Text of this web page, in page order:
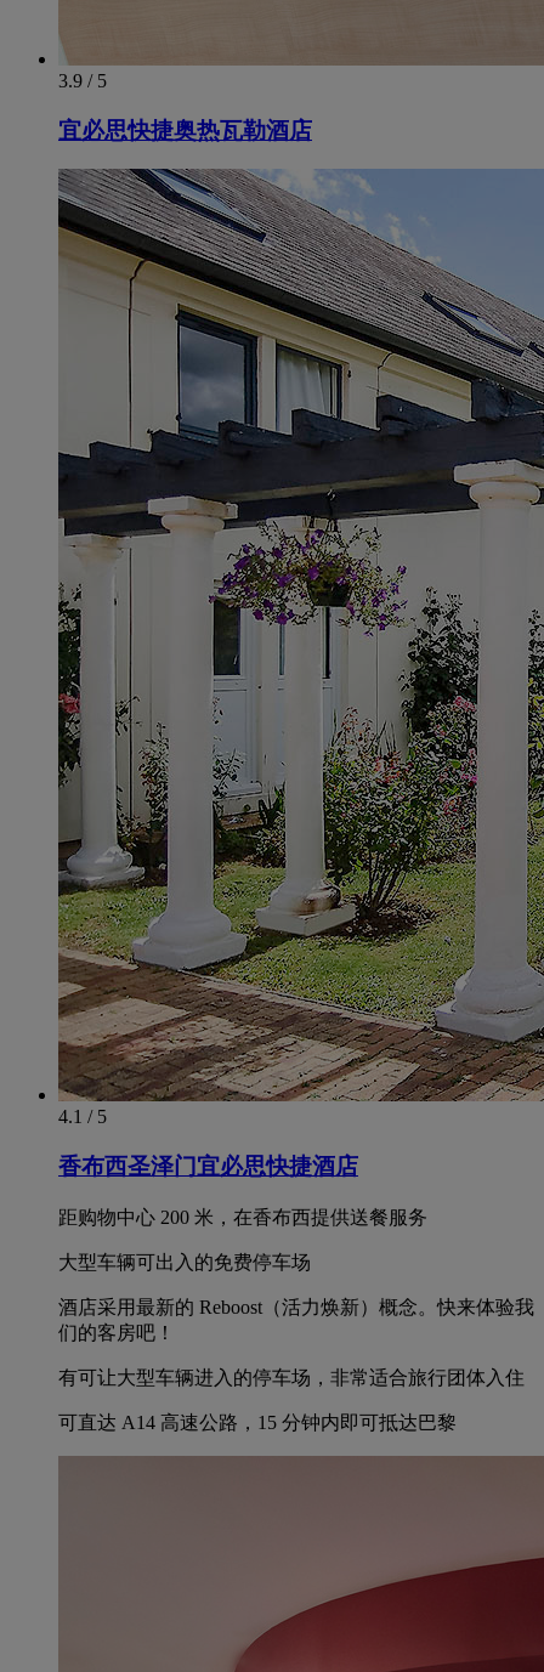
3.9 / 5
宜必思快捷奥热瓦勒酒店
4.1 / 5
香布西圣泽门宜必思快捷酒店
距购物中心 200 米，在香布西提供送餐服务
大型车辆可出入的免费停车场
酒店采用最新的 Reboost（活力焕新）概念。快来体验我
们的客房吧！
有可让大型车辆进入的停车场，非常适合旅行团体入住
可直达 A14 高速公路，15 分钟内即可抵达巴黎